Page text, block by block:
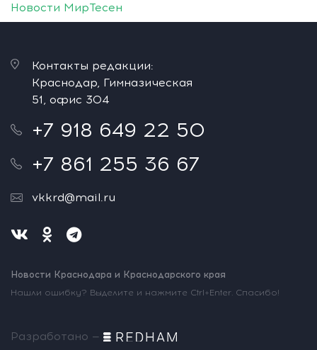
Новости МирТесен
Контакты редакции:
Краснодар, Гимназическая
51, офис 304
+7 918 649 22 50
+7 861 255 36 67
vkkrd@mail.ru
Новости Краснодара и Краснодарского края
Нашли ошибку? Выделите и нажмите Ctrl+Enter. Спасибо!
Разработано —